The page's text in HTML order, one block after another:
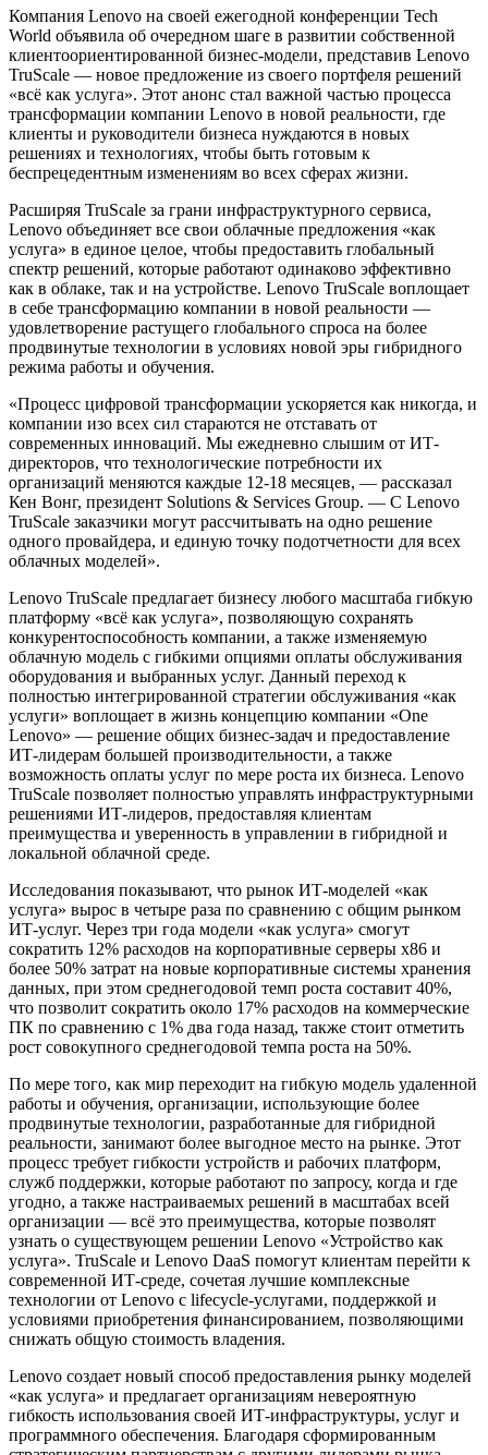
Компания Lenovo на своей ежегодной конференции Tech
World объявила об очередном шаге в развитии собственной
клиентоориентированной бизнес-модели, представив Lenovo
TruScale — новое предложение из своего портфеля решений
«всё как услуга». Этот анонс стал важной частью процесса
трансформации компании Lenovo в новой реальности, где
клиенты и руководители бизнеса нуждаются в новых
решениях и технологиях, чтобы быть готовым к
беспрецедентным изменениям во всех сферах жизни.
Расширяя TruScale за грани инфраструктурного сервиса,
Lenovo объединяет все свои облачные предложения «как
услуга» в единое целое, чтобы предоставить глобальный
спектр решений, которые работают одинаково эффективно
как в облаке, так и на устройстве. Lenovo TruScale воплощает
в себе трансформацию компании в новой реальности —
удовлетворение растущего глобального спроса на более
продвинутые технологии в условиях новой эры гибридного
режима работы и обучения.
«Процесс цифровой трансформации ускоряется как никогда, и
компании изо всех сил стараются не отставать от
современных инноваций. Мы ежедневно слышим от ИТ-
директоров, что технологические потребности их
организаций меняются каждые 12-18 месяцев, — рассказал
Кен Вонг, президент Solutions & Services Group. — С Lenovo
TruScale заказчики могут рассчитывать на одно решение
одного провайдера, и единую точку подотчетности для всех
облачных моделей».
Lenovo TruScale предлагает бизнесу любого масштаба гибкую
платформу «всё как услуга», позволяющую сохранять
конкурентоспособность компании, а также изменяемую
облачную модель с гибкими опциями оплаты обслуживания
оборудования и выбранных услуг. Данный переход к
полностью интегрированной стратегии обслуживания «как
услуги» воплощает в жизнь концепцию компании «One
Lenovo» — решение общих бизнес-задач и предоставление
ИТ-лидерам большей производительности, а также
возможность оплаты услуг по мере роста их бизнеса. Lenovo
TruScale позволяет полностью управлять инфраструктурными
решениями ИТ-лидеров, предоставляя клиентам
преимущества и уверенность в управлении в гибридной и
локальной облачной среде.
Исследования показывают, что рынок ИТ-моделей «как
услуга» вырос в четыре раза по сравнению с общим рынком
ИТ-услуг. Через три года модели «как услуга» смогут
сократить 12% расходов на корпоративные серверы x86 и
более 50% затрат на новые корпоративные системы хранения
данных, при этом среднегодовой темп роста составит 40%,
что позволит сократить около 17% расходов на коммерческие
ПК по сравнению с 1% два года назад, также стоит отметить
рост совокупного среднегодовой темпа роста на 50%.
По мере того, как мир переходит на гибкую модель удаленной
работы и обучения, организации, использующие более
продвинутые технологии, разработанные для гибридной
реальности, занимают более выгодное место на рынке. Этот
процесс требует гибкости устройств и рабочих платформ,
служб поддержки, которые работают по запросу, когда и где
угодно, а также настраиваемых решений в масштабах всей
организации — всё это преимущества, которые позволят
узнать о существующем решении Lenovo «Устройство как
услуга». TruScale и Lenovo DaaS помогут клиентам перейти к
современной ИТ-среде, сочетая лучшие комплексные
технологии от Lenovo с lifecycle-услугами, поддержкой и
условиями приобретения финансированием, позволяющими
снижать общую стоимость владения.
Lenovo создает новый способ предоставления рынку моделей
«как услуга» и предлагает организациям невероятную
гибкость использования своей ИТ-инфраструктуры, услуг и
программного обеспечения. Благодаря сформированным